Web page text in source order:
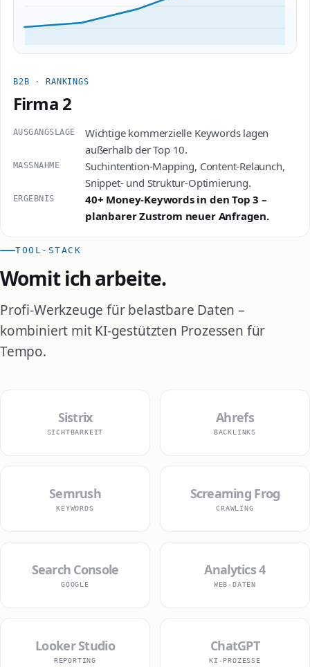
B2B · RANKINGS
Firma 2
AUSGANGSLAGE
Wichtige kommerzielle Keywords lagen
außerhalb der Top 10.
MASSNAHME
Suchintention-Mapping, Content-Relaunch,
Snippet- und Struktur-Optimierung.
ERGEBNIS
40+ Money-Keywords in den Top 3 –
planbarer Zustrom neuer Anfragen.
TOOL-STACK
Womit ich arbeite.
Profi-Werkzeuge für belastbare Daten –
kombiniert mit KI-gestützten Prozessen für
Tempo.
Sistrix
SICHTBARKEIT
Ahrefs
BACKLINKS
Semrush
KEYWORDS
Screaming Frog
CRAWLING
Search Console
GOOGLE
Analytics 4
WEB-DATEN
Looker Studio
REPORTING
ChatGPT
KI-PROZESSE